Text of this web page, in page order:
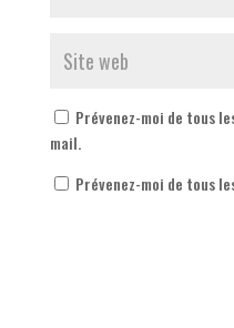
Prévenez-moi de tous
mail.
Prévenez-moi de tous